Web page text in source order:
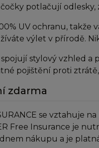
potlačují
UV ochranu, takže
výlet v přírodě.
spojují stylový vzhled
pojištění proti ztrátě,
zdarma
se vztahuje
Free Insurance je
nákupu a je